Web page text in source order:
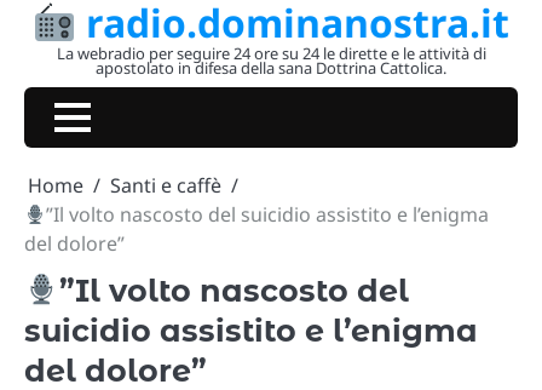
Skip
radio.dominanostra.it
La webradio per seguire 24 ore su 24 le dirette e le attività di
apostolato in difesa della sana Dottrina Cattolica.
Home
Santi e caffè
”Il volto nascosto del suicidio assistito e l’enigma
del dolore”
”Il volto nascosto del
suicidio assistito e l’enigma
del dolore”